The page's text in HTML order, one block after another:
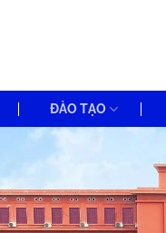
ĐÀO TẠO